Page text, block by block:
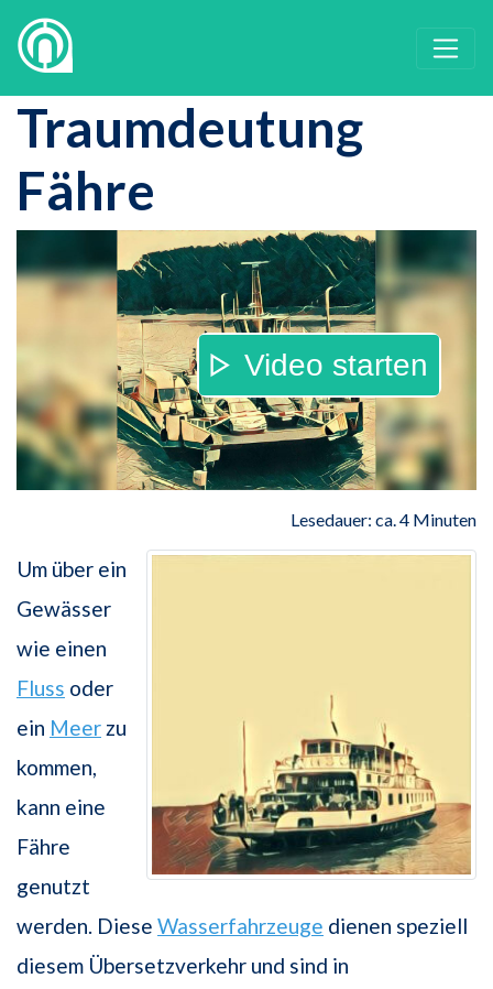
Traumdeutung
Fähre
Video starten
Lesedauer: ca. 4 Minuten
Um über ein
Gewässer
wie einen
Fluss oder
ein Meer zu
kommen,
kann eine
Fähre
genutzt
werden. Diese Wasserfahrzeuge dienen speziell
diesem Übersetzverkehr und sind in